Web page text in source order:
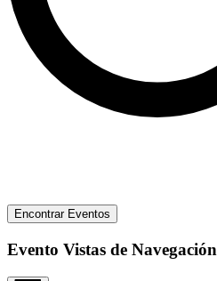
Encontrar Eventos
Evento Vistas de Navegación